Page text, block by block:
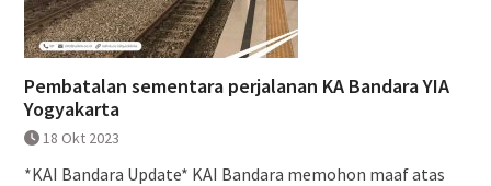
Pembatalan sementara perjalanan KA Bandara YIA
Yogyakarta
18 Okt 2023
*KAI Bandara Update* KAI Bandara memohon maaf atas